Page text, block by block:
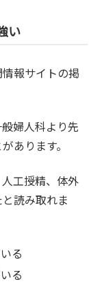
い
報サイトの掲
婦人科より先
あります。
工授精、体外
読み取れま
る
る